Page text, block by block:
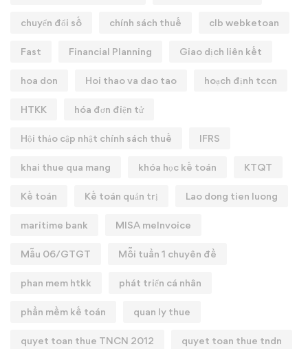
chuyển đổi số chính sách thuế clb webketoan
Fast Financial Planning Giao dịch liên kết
hoa don Hoi thao va dao tao hoạch định tccn
HTKK hóa đơn điện tử
Hội thảo cập nhật chính sách thuế IFRS
khai thue qua mang khóa học kế toán KTQT
Kế toán Kế toán quản trị Lao dong tien luong
maritime bank MISA meInvoice
Mẫu 06/GTGT Mỗi tuần 1 chuyên đề
phan mem htkk phát triển cá nhân
phần mềm kế toán quan ly thue
quyet toan thue TNCN 2012 quyet toan thue tndn